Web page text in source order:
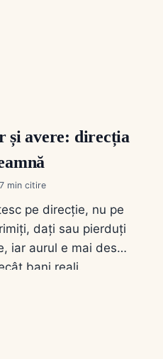
și avere: direcția
7
pe direcție, nu pe
dați sau pierduți
iar aurul e mai des
bani reali.